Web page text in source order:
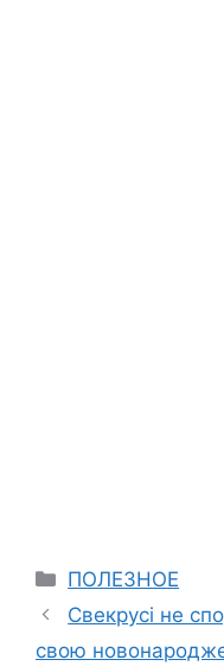
Categories
ПОЛЕЗНОЕ
Свекрусі не
свою